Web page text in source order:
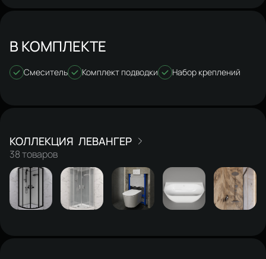
В КОМПЛЕКТЕ
Смеситель Комплект подводки Набор креплений
ЛЕВАНГЕР
38 товаров